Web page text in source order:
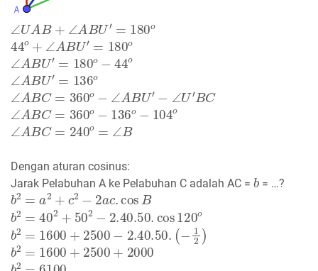
∠U A B+ ABU′=180
o
44o+∠ABU′=180 o
∠A BU′=180o−44o
∠ABU′= 136o
∠ABC= 360o− B U ′−∠U
C
∠ABC= 360o− 136o−104 o
∠ABC= 240o=∠ B
Dengan aturan cosinus:
Jarak Pelabuhan A ke Pelabuhan C adalah AC =
b
= …?
b2=a 2+c2−2ac cos B
b2 402+ 502− 2.40.50.cos 120o
b2 1600+ 2500 −2.40.50.(−12)
b2 1600+ 2500+
2000
b2
6100